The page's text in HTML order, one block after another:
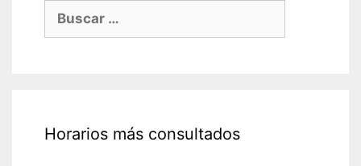
Buscar:
Horarios más consultados